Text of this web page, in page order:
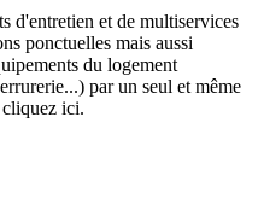
d'entretien et de multiservices
ponctuelles mais aussi
du logement
par un seul et même
ici.